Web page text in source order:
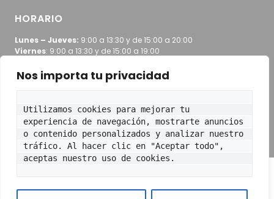
Nos importa tu privacidad
Utilizamos cookies para mejorar tu
experiencia de navegación, mostrarte anuncios
o contenido personalizados y analizar nuestro
tráfico. Al hacer clic en "Aceptar todo",
aceptas nuestro uso de cookies.
HORARIO
Lunes – Jueves: 9:00 a 13:30 y de 15:00 a 20:00
Viernes: 9:00 a 13:30 y de 15:00 a 19:00
reservados
Política de cookies (UE)
Política de Privacidad y Protección de Datos
Aviso Legal